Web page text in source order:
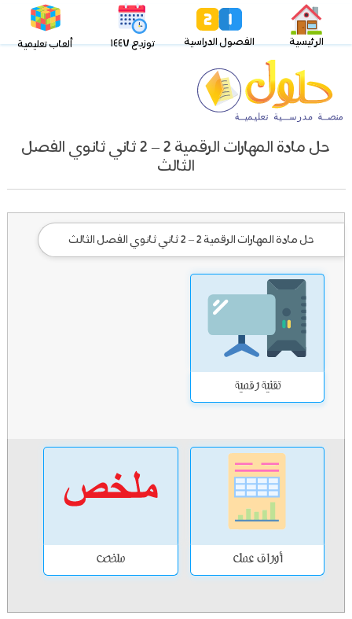
الرئيسية الفصول الدراسية توزيع ١٤٤٧ ألعاب تعليمية
حل مادة المهارات الرقمية 2 – 2 ثاني ثانوي الفصل
الثالث
حل مادة المهارات الرقمية 2 – 2 ثاني ثانوي الفصل الثالث
تقنية رقمية
أوراق عمل ملخص